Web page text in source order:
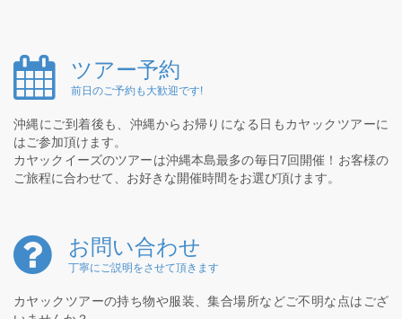
ツアー予約
前日のご予約も大歓迎です!
沖縄にご到着後も、沖縄からお帰りになる日もカヤックツアーに
はご参加頂けます。
カヤックイーズのツアーは沖縄本島最多の毎日7回開催！お客様の
ご旅程に合わせて、お好きな開催時間をお選び頂けます。
お問い合わせ
丁寧にご説明をさせて頂きます
カヤックツアーの持ち物や服装、集合場所などご不明な点はござ